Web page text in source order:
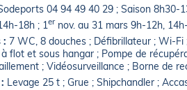
04 94 49 40 29 ; Saison 8h30-
18h ; 1ernov. au 31 mars 9h-12h,
: 7 WC, 8 douches ; Défibrillateur ; Wi-
flot et sous hangar ; Pompe de
; Vidéosurveillance ; Borne de
Levage 25 t ; Grue ; Shipchandler ;